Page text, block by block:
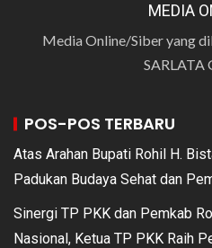
MEDIA
Media Online/Siber yang
SARLATA
POS-POS TERBARU
Atas Arahan Bupati Rohil H.
Padukan Budaya Sehat dan
Sinergi TP PKK dan Pemkab
Nasional, Ketua TP PKK Raih